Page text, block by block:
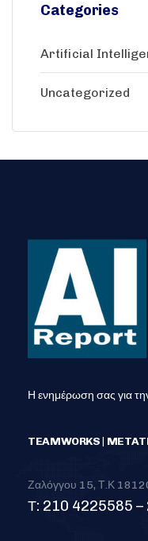
Categories
Artificial
Uncategorized
Η ενημέρωση σας για
TEAMWORKS |
Ζαλόγγου 15, Τ.Κ
Τ: 210 4225585